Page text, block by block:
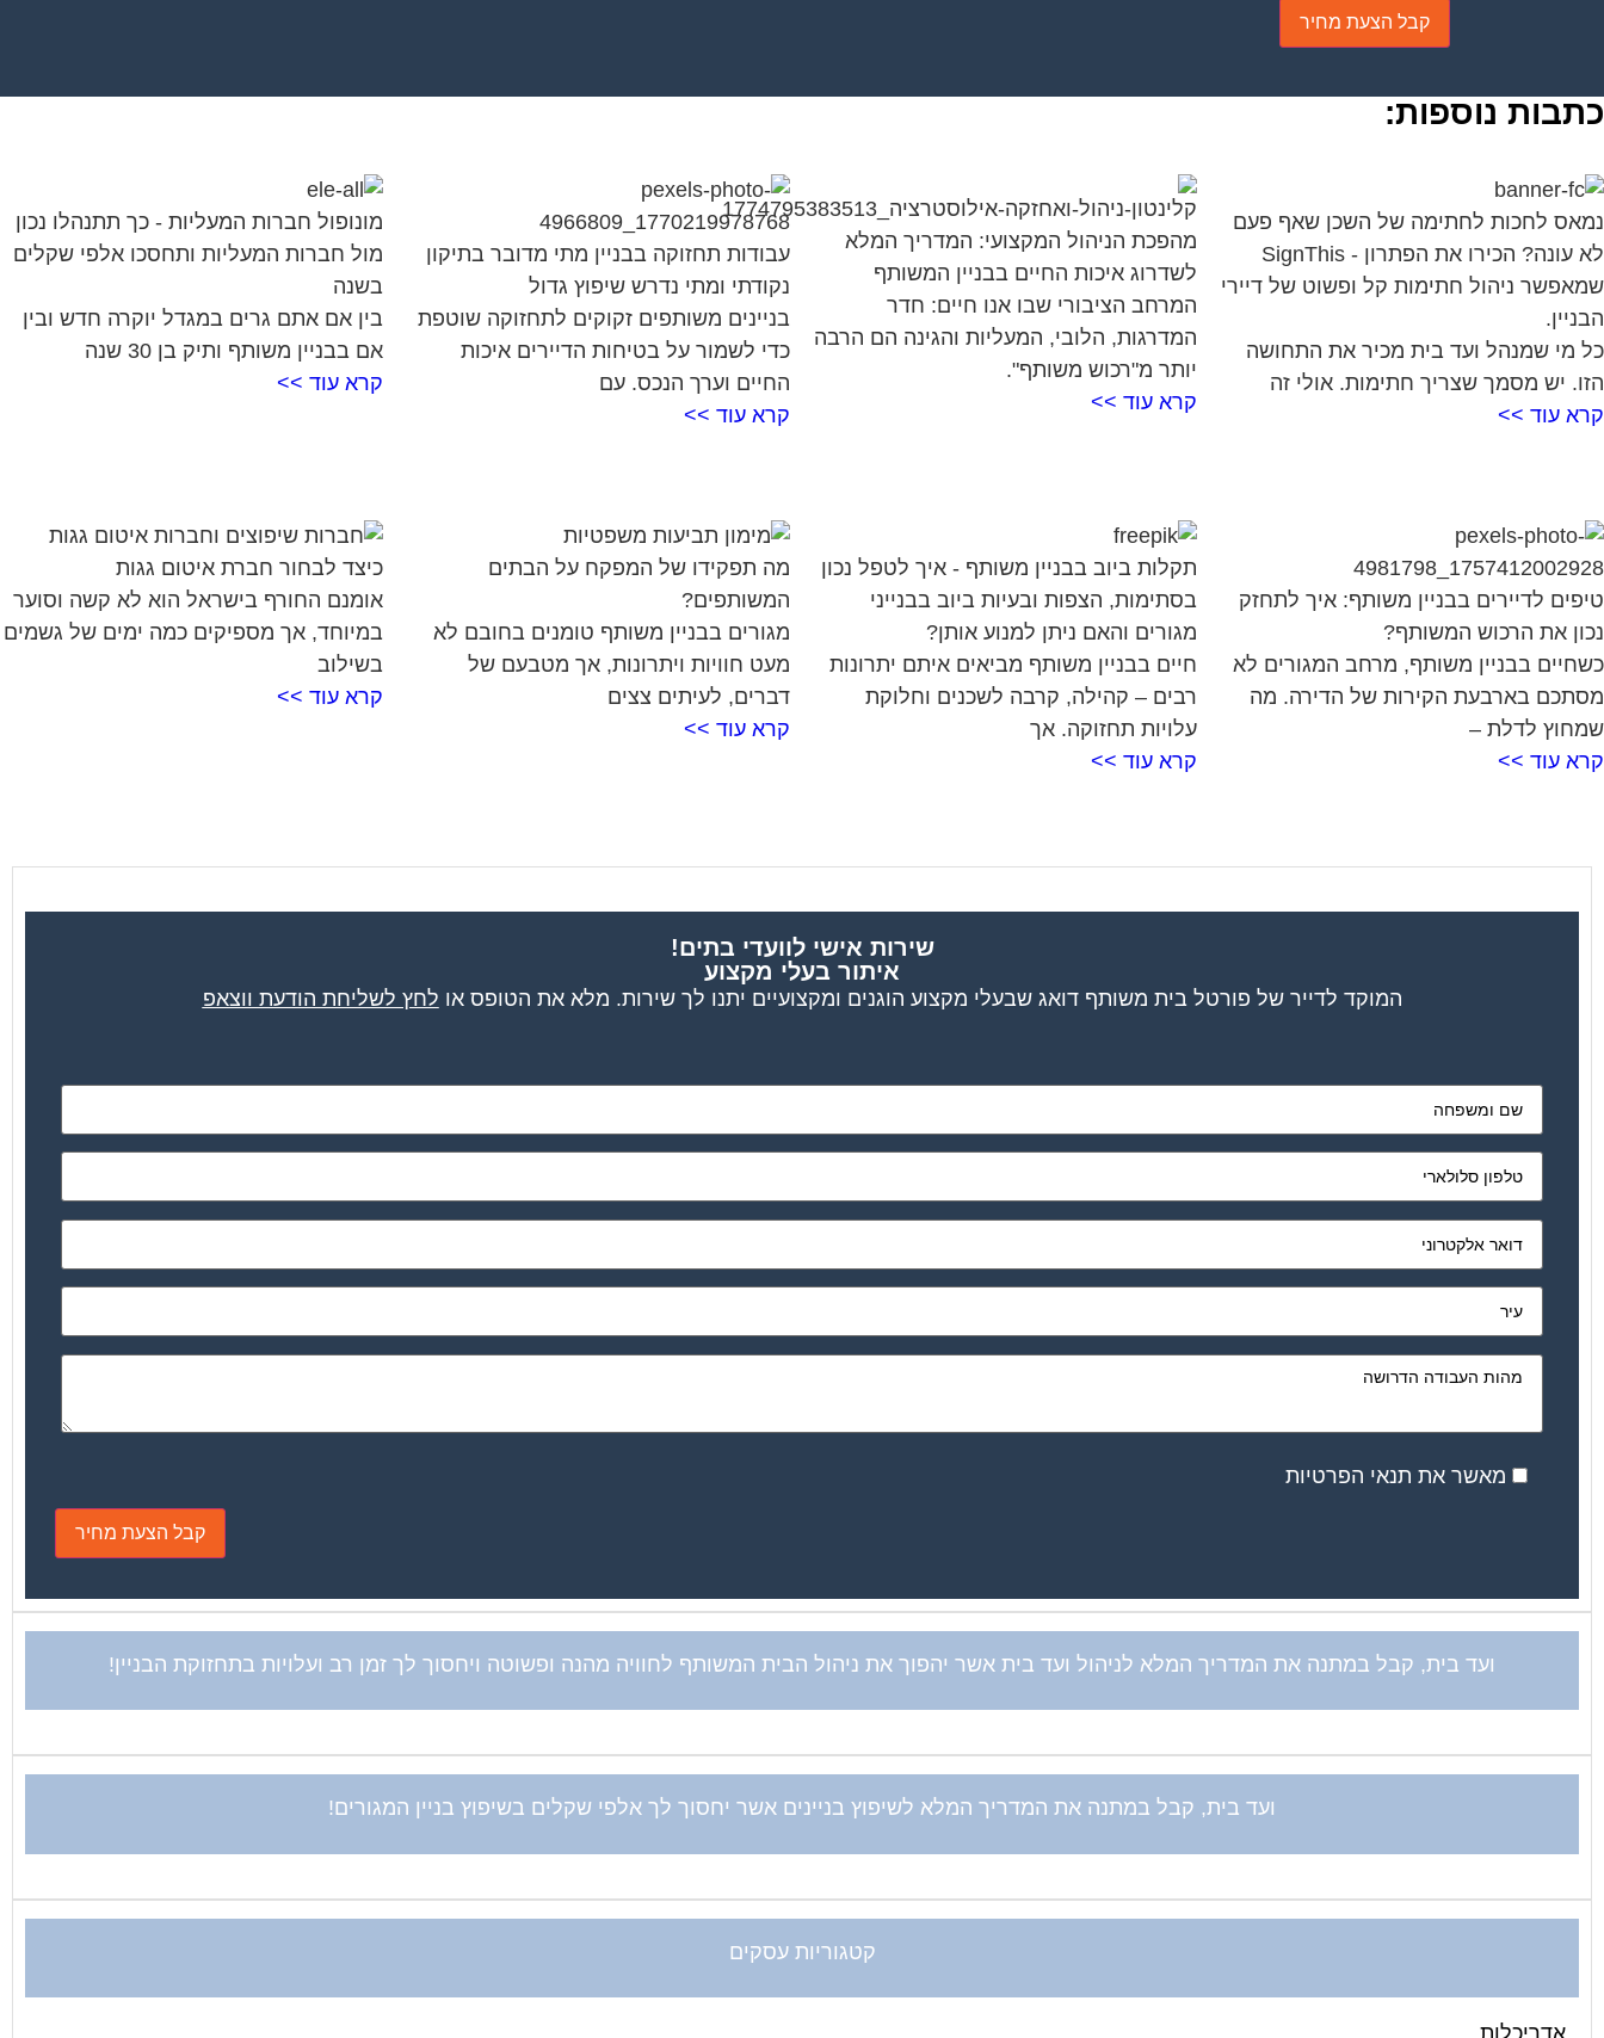
כתבות נוספות:
נמאס לחכות לחתימה של השכן שאף פעם
לא עונה? הכירו את הפתרון - SignThis
שמאפשר ניהול חתימות קל ופשוט של דיירי
הבניין.
כל מי שמנהל ועד בית מכיר את התחושה
הזו. יש מסמך שצריך חתימות. אולי זה
קרא עוד >>
מהפכת הניהול המקצועי: המדריך המלא
לשדרוג איכות החיים בבניין המשותף
המרחב הציבורי שבו אנו חיים: חדר
המדרגות, הלובי, המעליות והגינה הם הרבה
יותר מ"רכוש משותף".
קרא עוד >>
עבודות תחזוקה בבניין מתי מדובר בתיקון
נקודתי ומתי נדרש שיפוץ גדול
בניינים משותפים זקוקים לתחזוקה שוטפת
כדי לשמור על בטיחות הדיירים איכות
החיים וערך הנכס. עם
קרא עוד >>
מונופול חברות המעליות - כך תתנהלו נכון
מול חברות המעליות ותחסכו אלפי שקלים
בשנה
בין אם אתם גרים במגדל יוקרה חדש ובין
אם בבניין משותף ותיק בן 30 שנה
קרא עוד >>
טיפים לדיירים בבניין משותף: איך לתחזק
נכון את הרכוש המשותף?
כשחיים בבניין משותף, מרחב המגורים לא
מסתכם בארבעת הקירות של הדירה. מה
שמחוץ לדלת –
קרא עוד >>
תקלות ביוב בבניין משותף - איך לטפל נכון
בסתימות, הצפות ובעיות ביוב בבנייני
מגורים והאם ניתן למנוע אותן?
חיים בבניין משותף מביאים איתם יתרונות
רבים – קהילה, קרבה לשכנים וחלוקת
עלויות תחזוקה. אך
קרא עוד >>
מה תפקידו של המפקח על הבתים
המשותפים?
מגורים בבניין משותף טומנים בחובם לא
מעט חוויות ויתרונות, אך מטבעם של
דברים, לעיתים צצים
קרא עוד >>
כיצד לבחור חברת איטום גגות
אומנם החורף בישראל הוא לא קשה וסוער
במיוחד, אך מספיקים כמה ימים של גשמים
בשילוב
קרא עוד >>
שירות אישי לוועדי בתים!
איתור בעלי מקצוע
המוקד לדייר של פורטל בית משותף דואג שבעלי מקצוע הוגנים ומקצועיים יתנו לך שירות. מלא את הטופס או לחץ לשליחת הודעת ווצאפ
מאשר את תנאי הפרטיות
ועד בית, קבל במתנה את המדריך המלא לניהול ועד בית אשר יהפוך את ניהול הבית המשותף לחוויה מהנה ופשוטה ויחסוך לך זמן רב ועלויות בתחזוקת הבניין!
ועד בית, קבל במתנה את המדריך המלא לשיפוץ בניינים אשר יחסוך לך אלפי שקלים בשיפוץ בניין המגורים!
קטגוריות עסקים
אדריכלות